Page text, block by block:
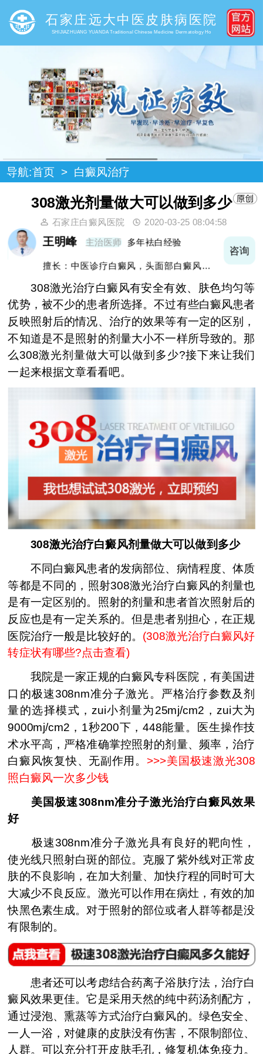
石家庄远大中医皮肤病医院
SHIJIAZHUANG YUANDA Traditional Chinese Medicine Dermatology Ho
导航:首页 > 白癜风治疗
308激光剂量做大可以做到多少
石家庄白癜风医院 2020-03-25 08:04:58
王明峰 主治医师 多年袪白经验
擅长：中医诊疗白癜风，头面部白癜风，青
咨询
308激光治疗白癜风有安全有效、肤色均匀等
优势，被不少的患者所选择。不过有些白癜风患者
反映照射后的情况、治疗的效果等有一定的区别，
不知道是不是照射的剂量大小不一样所导致的。那
么308激光剂量做大可以做到多少?接下来让我们
一起来根据文章看看吧。
308激光治疗白癜风剂量做大可以做到多少
不同白癜风患者的发病部位、病情程度、体质
等都是不同的，照射308激光治疗白癜风的剂量也
是有一定区别的。照射的剂量和患者首次照射后的
反应也是有一定关系的。但是患者别担心，在正规
医院治疗一般是比较好的。 (308激光治疗白癜风好
转症状有哪些?点击查看)
我院是一家正规的白癜风专科医院，有美国进
口的极速308nm准分子激光。严格治疗参数及剂
量的选择模式，zui小剂量为25mj/cm2，zui大为
9000mj/cm2，1秒200下，448能量。医生操作技
术水平高，严格准确掌控照射的剂量、频率，治疗
白癜风恢复快、无副作用。 >>>美国极速激光308
照白癜风一次多少钱
美国极速308nm准分子激光治疗白癜风效果
好
极速308nm准分子激光具有良好的靶向性，
使光线只照射白斑的部位。克服了紫外线对正常皮
肤的不良影响，在加大剂量、加快疗程的同时可大
大减少不良反应。激光可以作用在病灶，有效的加
快黑色素生成。对于照射的部位或者人群等都是没
有限制的。
患者还可以考虑结合药离子浴肤疗法，治疗白
癜风效果更佳。它是采用天然的纯中药汤剂配方，
通过浸泡、熏蒸等方式治疗白癜风的。绿色安全、
一人一浴，对健康的皮肤没有伤害，不限制部位、
人群。可以充分打开皮肤毛孔，修复机体免疫力。